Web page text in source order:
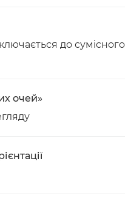
до сумісного
очей»